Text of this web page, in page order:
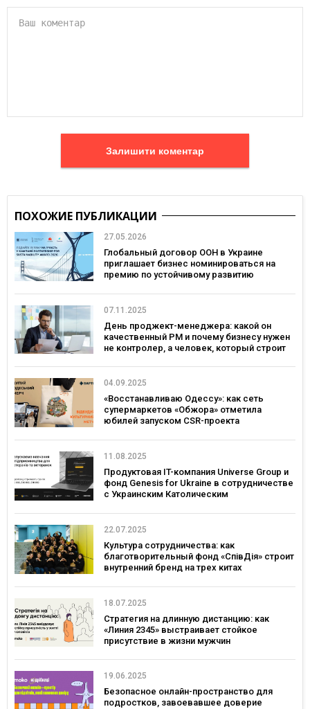
Залишити коментар
ПОХОЖИЕ ПУБЛИКАЦИИ
27.05.2026
Глобальный договор ООН в Украине
приглашает бизнес номинироваться на
премию по устойчивому развитию
07.11.2025
День проджект-менеджера: какой он
качественный PM и почему бизнесу нужен
не контролер, а человек, который строит
04.09.2025
«Восстанавливаю Одессу»: как сеть
супермаркетов «Обжора» отметила
юбилей запуском CSR-проекта
11.08.2025
Продуктовая IT-компания Universe Group и
фонд Genesis for Ukraine в сотрудничестве
с Украинским Католическим
программу и обучение
предпринимательству для ветеранов и
22.07.2025
Культура сотрудничества: как
благотворительный фонд «СпівДія» строит
внутренний бренд на трех китах
18.07.2025
Стратегия на длинную дистанцию: как
«Линия 2345» выстраивает стойкое
присутствие в жизни мужчин
19.06.2025
Безопасное онлайн-пространство для
подростков, завоевавшее доверие